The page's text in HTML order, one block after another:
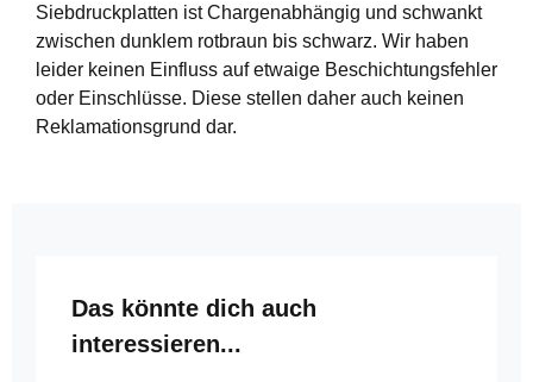
Siebdruckplatten ist Chargenabhängig und schwankt
zwischen dunklem rotbraun bis schwarz. Wir haben
leider keinen Einfluss auf etwaige Beschichtungsfehler
oder Einschlüsse. Diese stellen daher auch keinen
Reklamationsgrund dar.
Produktgalerie überspringen
Das könnte dich auch
interessieren...